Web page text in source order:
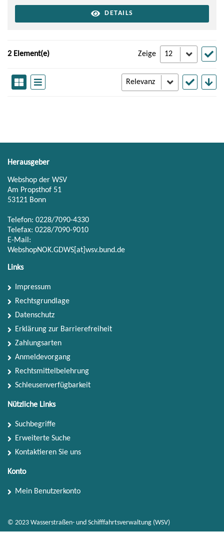
DETAILS
2 Element(e) Zeige
Herausgeber
Webshop der WSV
Am Propsthof 51
53121 Bonn
Telefon: 0228/7090-4330
Telefax: 0228/7090-9010
E-Mail:
WebshopNOK.GDWS[at]wsv.bund.de
Links
Impressum
Rechtsgrundlage
Datenschutz
Erklärung zur Barrierefreiheit
Zahlungsarten
Anmeldevorgang
Rechtsmittelbelehrung
Schleusenverfügbarkeit
Nützliche Links
Suchbegriffe
Erweiterte Suche
Kontaktieren Sie uns
Konto
Mein Benutzerkonto
© 2023 Wasserstraßen- und Schifffahrtsverwaltung (WSV)